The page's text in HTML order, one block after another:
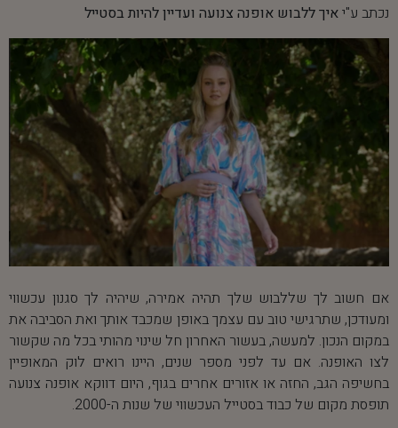
נכתב ע"יאיך ללבוש אופנה צנועה ועדיין להיות בסטייל
אם חשוב לך שללבוש שלך תהיה אמירה, שיהיה לך סגנון עכשווי
ומעודכן, שתרגישי טוב עם עצמך באופן שמכבד אותך ואת הסביבה את
במקום הנכון. למעשה, בעשור האחרון חל שינוי מהותי בכל מה שקשור
לצו האופנה. אם עד לפני מספר שנים, היינו רואים לוק המאופיין
בחשיפה הגב, החזה או אזורים אחרים בגוף, היום דווקא אופנה צנועה
תופסת מקום של כבוד בסטייל העכשווי של שנות ה-2000.